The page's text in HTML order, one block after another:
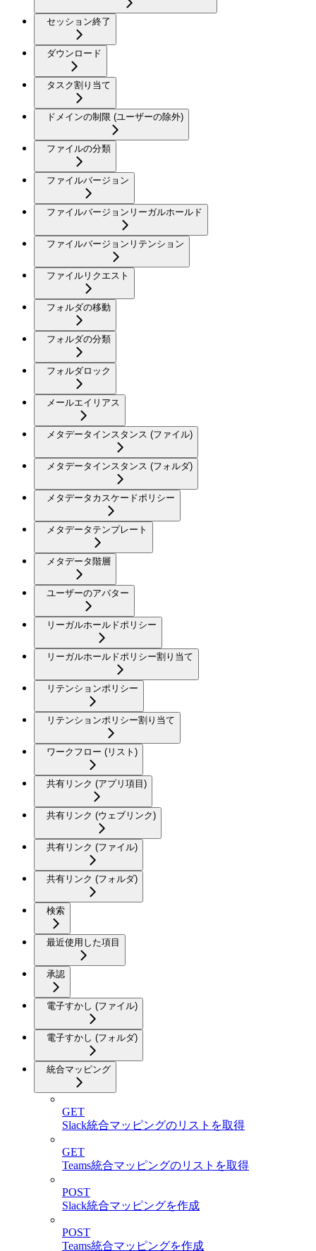
セッション終了
ダウンロード
タスク割り当て
ドメインの制限 (ユーザーの除外)
ファイルの分類
ファイルバージョン
ファイルバージョンリーガルホールド
ファイルバージョンリテンション
ファイルリクエスト
フォルダの移動
フォルダの分類
フォルダロック
メールエイリアス
メタデータインスタンス (ファイル)
メタデータインスタンス (フォルダ)
メタデータカスケードポリシー
メタデータテンプレート
メタデータ階層
ユーザーのアバター
リーガルホールドポリシー
リーガルホールドポリシー割り当て
リテンションポリシー
リテンションポリシー割り当て
ワークフロー (リスト)
共有リンク (アプリ項目)
共有リンク (ウェブリンク)
共有リンク (ファイル)
共有リンク (フォルダ)
検索
最近使用した項目
承認
電子すかし (ファイル)
電子すかし (フォルダ)
統合マッピング
GET
Slack統合マッピングのリストを取得
GET
Teams統合マッピングのリストを取得
POST
Slack統合マッピングを作成
POST
Teams統合マッピングを作成